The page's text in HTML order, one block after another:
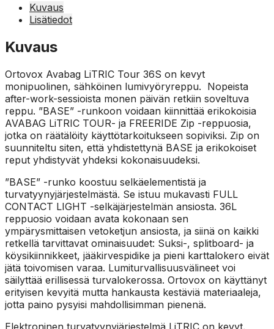
Kuvaus
Lisätiedot
Kuvaus
Ortovox Avabag LiTRIC Tour 36S on kevyt
monipuolinen, sähköinen lumivyöryreppu. Nopeista
after-work-sessioista monen päivän retkiin soveltuva
reppu. ”BASE” -runkoon voidaan kiinnittää erikokoisia
AVABAG LiTRIC TOUR- ja FREERIDE Zip -reppuosia,
jotka on räätälöity käyttötarkoitukseen sopiviksi. Zip on
suunniteltu siten, että yhdistettynä BASE ja erikokoiset
reput yhdistyvät yhdeksi kokonaisuudeksi.
”BASE” -runko koostuu selkäelementistä ja
turvatyynyjärjestelmästä. Se istuu mukavasti FULL
CONTACT LIGHT -selkäjärjestelmän ansiosta. 36L
reppuosio voidaan avata kokonaan sen
ympärysmittaisen vetoketjun ansiosta, ja siinä on kaikki
retkellä tarvittavat ominaisuudet: Suksi-, splitboard- ja
köysikiinnikkeet, jääkirvespidike ja pieni karttalokero eivät
jätä toivomisen varaa. Lumiturvallisuusvälineet voi
säilyttää erillisessä turvalokerossa. Ortovox on käyttänyt
erityisen kevyitä mutta hankausta kestäviä materiaaleja,
jotta paino pysyisi mahdollisimman pienenä.
Elektroninen turvatyynyjärjestelmä LiTRIC on kevyt,